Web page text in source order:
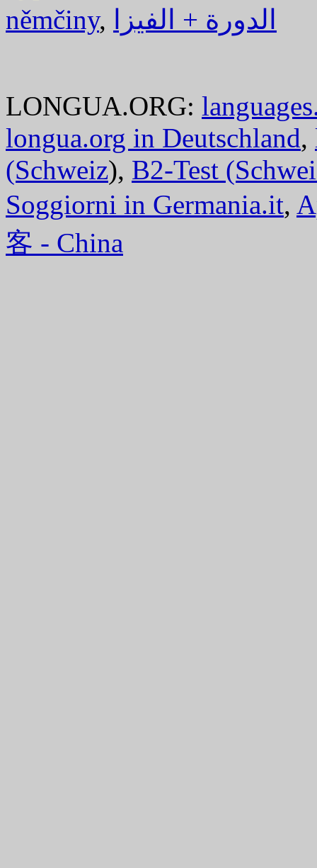
němčiny, الدورة + الفيزا
LONGUA.ORG:
longua.org in Deutschland,
(Schweiz), B2-Test
Soggiorni in Germania.it,
客 - China